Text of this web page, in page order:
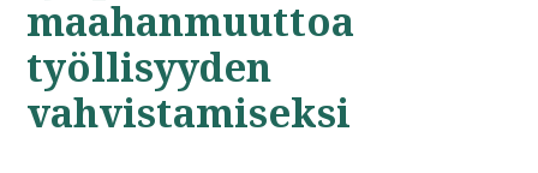
maahanmuuttoa
työllisyyden
vahvistamiseksi